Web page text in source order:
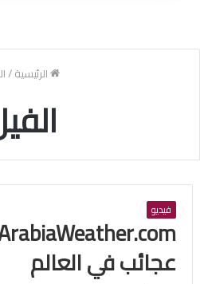
الرئيسية/
فيديو
عجائب في العالم